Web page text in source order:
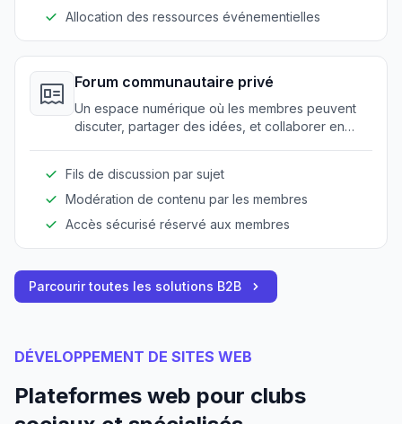
Allocation des ressources événementielles
Forum communautaire privé
Un espace numérique où les membres peuvent
discuter, partager des idées, et collaborer en
Fils de discussion par sujet
Modération de contenu par les membres
Accès sécurisé réservé aux membres
Parcourir toutes les solutions B2B
DÉVELOPPEMENT DE SITES WEB
Plateformes web pour clubs